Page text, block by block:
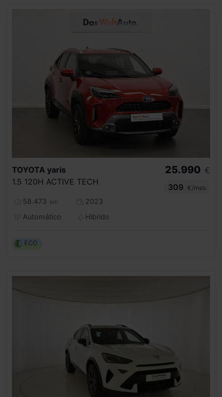
TOYOTA yaris
1.5 120H ACTIVE TECH
58.473 km
2023
Automático
Híbrido
25.990 €
309
€/mes
ECO